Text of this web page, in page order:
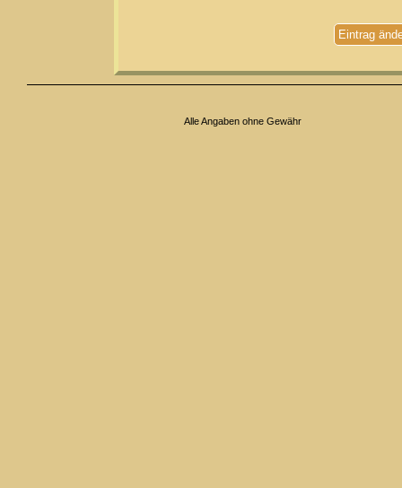
Eintrag
Alle Angaben ohne Gewähr